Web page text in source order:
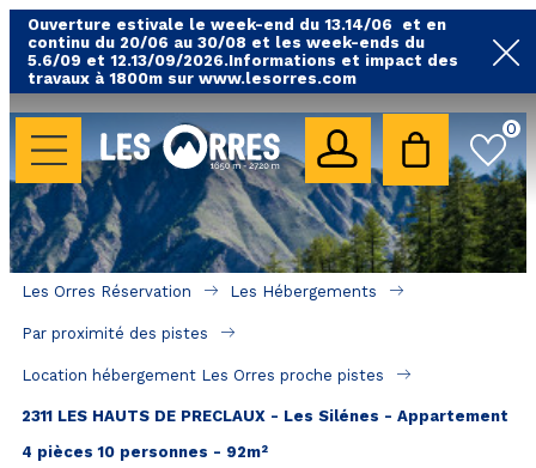
Ouverture estivale le week-end du 13.14/06 et en
continu du 20/06 au 30/08 et les week-ends du
5.6/09 et 12.13/09/2026.Informations et impact des
travaux à 1800m sur www.lesorres.com
0
LES HÉBERGEMENTS
Toutes nos locations
Hébergements avec piscine
Hébergements labellisés qualité
A proximité des remontées mécaniques ( VTT,
Les Orres Réservation Les Hébergements
Par proximité des pistes
Location hébergement Les Orres proche pistes
2311 LES HAUTS DE PRECLAUX - Les Silénes - Appartement
4 pièces 10 personnes - 92m²